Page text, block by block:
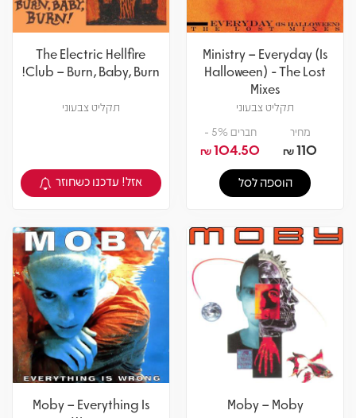
Ministry – Everyday (Is
Halloween) - The Lost
Mixes
תקליט צבעוני
מחיר
110
₪
חברים 5% -
104.50
₪
הוספה לסל
The Electric Hellfire
Club – Burn, Baby, Burn!
תקליט צבעוני
צפיה במוצר
אזל! עדכנו כשחוזר
Moby – Moby
Moby – Everything Is